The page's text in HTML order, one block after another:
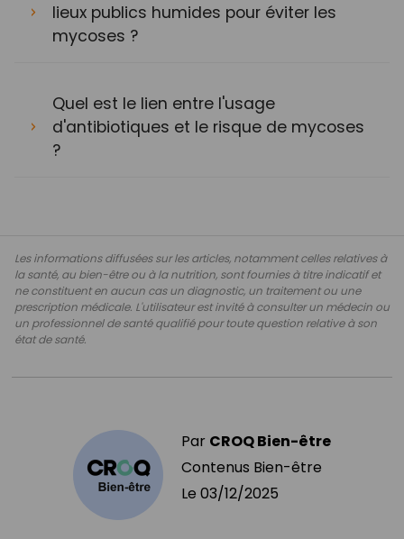
lieux publics humides pour éviter les
mycoses ?
Quel est le lien entre l'usage
d'antibiotiques et le risque de mycoses
?
Les informations diffusées sur les articles, notamment celles relatives à
la santé, au bien-être ou à la nutrition, sont fournies à titre indicatif et
ne constituent en aucun cas un diagnostic, un traitement ou une
prescription médicale. L'utilisateur est invité à consulter un médecin ou
un professionnel de santé qualifié pour toute question relative à son
état de santé.
Par CROQ Bien-être
Contenus Bien-être
Le 03/12/2025